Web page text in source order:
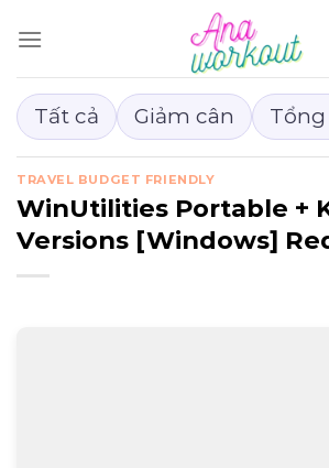
đến
dung
Tất cả Giảm cân
TRAVEL BUDGET FRIENDLY
WinUtilities Portable +
Versions [Windows]